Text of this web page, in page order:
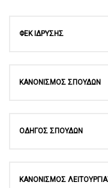
ΦΕΚ ΙΔΡΥΣΗΣ
ΚΑΝΟΝΙΣΜΟΣ ΣΠΟΥΔΩΝ
ΟΔΗΓΟΣ ΣΠΟΥΔΩΝ
ΚΑΝΟΝΙΣΜΟΣ